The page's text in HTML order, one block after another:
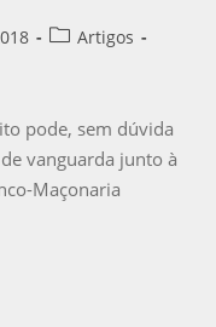
Artigos
pode, sem dúvida
vanguarda junto à
Maçonaria